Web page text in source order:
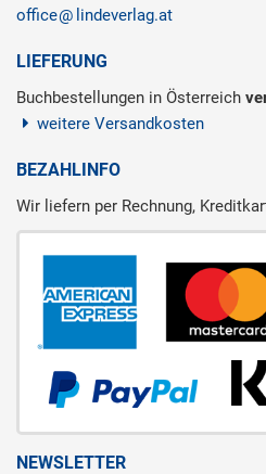
office
lindeverlag.at
LIEFERUNG
Buchbestellungen in Österreich
weitere Versandkosten
BEZAHLINFO
Wir liefern per Rechnung,
NEWSLETTER